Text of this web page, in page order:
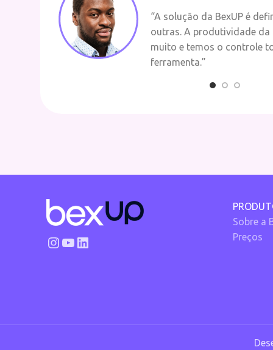
“A solução da BexUP é
outras. A produtividade da
muito e temos o controle
ferramenta.”
Sobre a
Preços